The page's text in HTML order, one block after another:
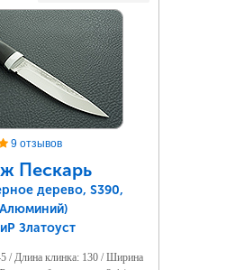
9 отзывов
Пескарь
дерево, S390,
Алюминий)
Златоуст
/ Длина клинка: 130 / Ширина